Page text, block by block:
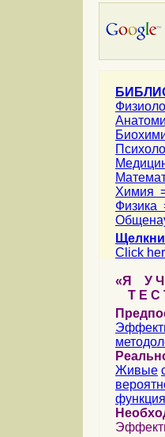
Химия
Физика
Click
«Я У Ч
Т Е С
Живые